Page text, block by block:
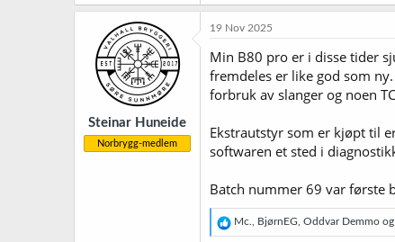
a
o
n
e
Steinar Huneide
Norbrygg-medlem
19 Nov 2025
Min B80 pro er i disse tider
fremdeles er like god som
forbruk av slanger og noen
Ekstrautstyr som er kjøpt til
softwaren et sted i
Batch nummer 69 var første
R
e
Mc. BjørnEG Oddvar Demmo